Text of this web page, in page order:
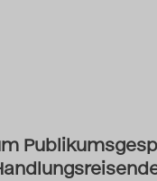
2015